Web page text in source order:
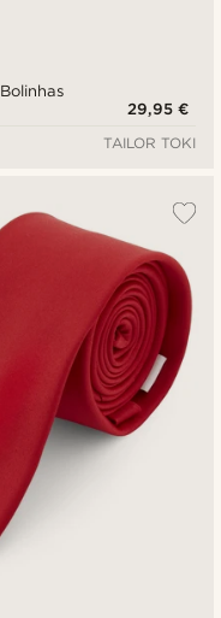
29,95 €
TAILOR TOKI